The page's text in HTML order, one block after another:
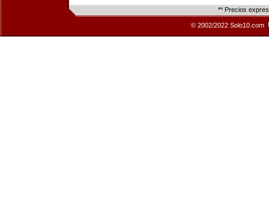
** Precios
© 2002/2022 Solo10.com